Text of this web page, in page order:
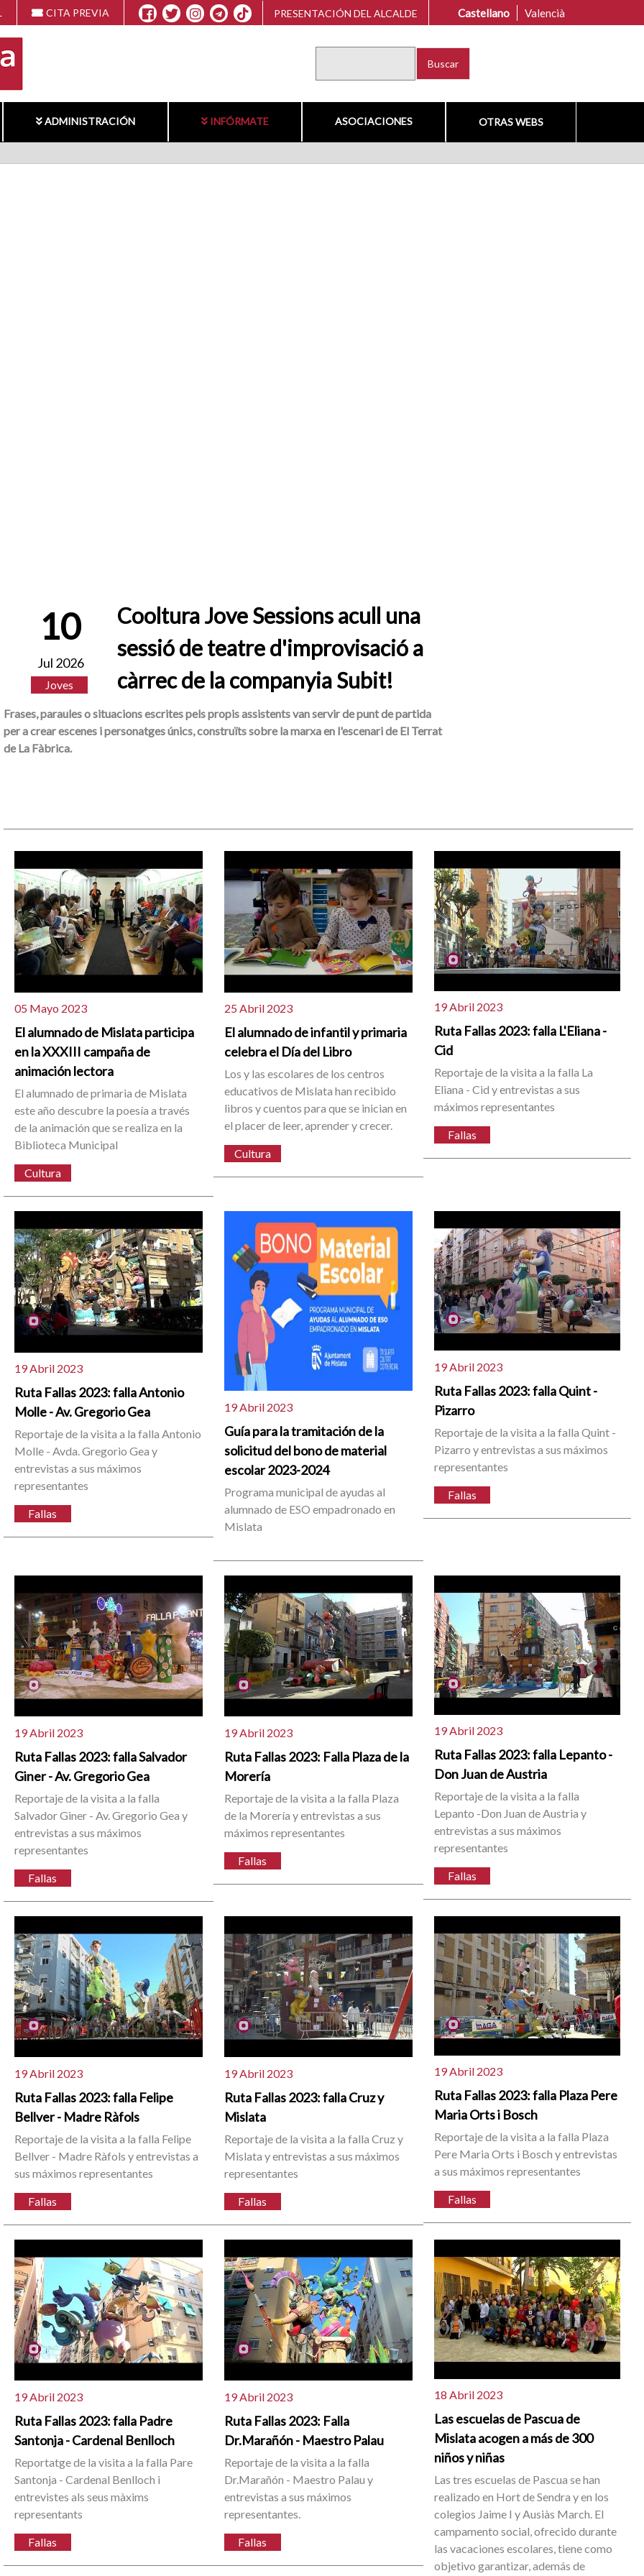
CITA PREVIA PRESENTACIÓN DEL ALCALDE Castellano Valencià
ADMINISTRACIÓN INFÓRMATE ASOCIACIONES OTRAS WEBS
10
Jul 2026
Joves
Cooltura Jove Sessions acull una
sessió de teatre d'improvisació a
càrrec de la companyia Subit!
Frases, paraules o situacions escrites pels propis assistents van servir de punt de partida
per a crear escenes i personatges únics, construïts sobre la marxa en l'escenari de El Terrat
de La Fàbrica.
05 Mayo 2023
El alumnado de Mislata participa
en la XXXIII campaña de
animación lectora
El alumnado de primaria de Mislata
este año descubre la poesía a través
de la animación que se realiza en la
Biblioteca Municipal
Cultura
25 Abril 2023
El alumnado de infantil y primaria
celebra el Día del Libro
Los y las escolares de los centros
educativos de Mislata han recibido
libros y cuentos para que se inician en
el placer de leer, aprender y crecer.
Cultura
19 Abril 2023
Ruta Fallas 2023: falla L'Eliana -
Cid
Reportaje de la visita a la falla La
Eliana - Cid y entrevistas a sus
máximos representantes
Fallas
19 Abril 2023
Ruta Fallas 2023: falla Antonio
Molle - Av. Gregorio Gea
Reportaje de la visita a la falla Antonio
Molle - Avda. Gregorio Gea y
entrevistas a sus máximos
representantes
Fallas
19 Abril 2023
Guía para la tramitación de la
solicitud del bono de material
escolar 2023-2024
Programa municipal de ayudas al
alumnado de ESO empadronado en
Mislata
19 Abril 2023
Ruta Fallas 2023: falla Quint -
Pizarro
Reportaje de la visita a la falla Quint -
Pizarro y entrevistas a sus máximos
representantes
Fallas
19 Abril 2023
Ruta Fallas 2023: falla Salvador
Giner - Av. Gregorio Gea
Reportaje de la visita a la falla
Salvador Giner - Av. Gregorio Gea y
entrevistas a sus máximos
representantes
Fallas
19 Abril 2023
Ruta Fallas 2023: Falla Plaza de la
Morería
Reportaje de la visita a la falla Plaza
de la Morería y entrevistas a sus
máximos representantes
Fallas
19 Abril 2023
Ruta Fallas 2023: falla Lepanto -
Don Juan de Austria
Reportaje de la visita a la falla
Lepanto -Don Juan de Austria y
entrevistas a sus máximos
representantes
Fallas
19 Abril 2023
Ruta Fallas 2023: falla Felipe
Bellver - Madre Ràfols
Reportaje de la visita a la falla Felipe
Bellver - Madre Ràfols y entrevistas a
sus máximos representantes
Fallas
19 Abril 2023
Ruta Fallas 2023: falla Cruz y
Mislata
Reportaje de la visita a la falla Cruz y
Mislata y entrevistas a sus máximos
representantes
Fallas
19 Abril 2023
Ruta Fallas 2023: falla Plaza Pere
Maria Orts i Bosch
Reportaje de la visita a la falla Plaza
Pere Maria Orts i Bosch y entrevistas
a sus máximos representantes
Fallas
19 Abril 2023
Ruta Fallas 2023: falla Padre
Santonja - Cardenal Benlloch
Reportatge de la visita a la falla Pare
Santonja - Cardenal Benlloch i
entrevistes als seus màxims
representants
Fallas
19 Abril 2023
Ruta Fallas 2023: Falla
Dr.Marañón - Maestro Palau
Reportaje de la visita a la falla
Dr.Marañón - Maestro Palau y
entrevistas a sus máximos
representantes.
Fallas
18 Abril 2023
Las escuelas de Pascua de
Mislata acogen a más de 300
niños y niñas
Las tres escuelas de Pascua se han
realizado en Hort de Sendra y en los
colegios Jaime I y Ausiàs March. El
campamento social, ofrecido durante
las vacaciones escolares, tiene como
objetivo garantizar, además de